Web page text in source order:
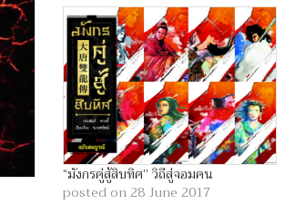
“มังกรคู่สู้สิบทิศ” วิถีสู่จอมคน
posted on 28 June 2017